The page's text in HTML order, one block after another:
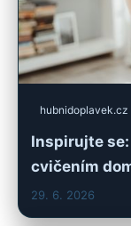
hubnidoplavek.cz
Inspirujte
cvičením
29. 6. 2026